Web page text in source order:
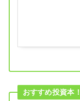
おすすめ投資本！